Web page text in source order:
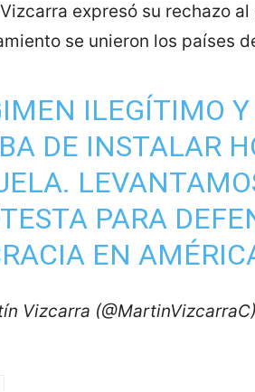
expresó su rechazo
se unieron los países
ILEGÍTIMO
DE INSTALAR
PARA
EN
Vizcarra (@MartinVizcarraC)